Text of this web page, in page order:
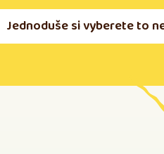
Jednoduše si vyberete to